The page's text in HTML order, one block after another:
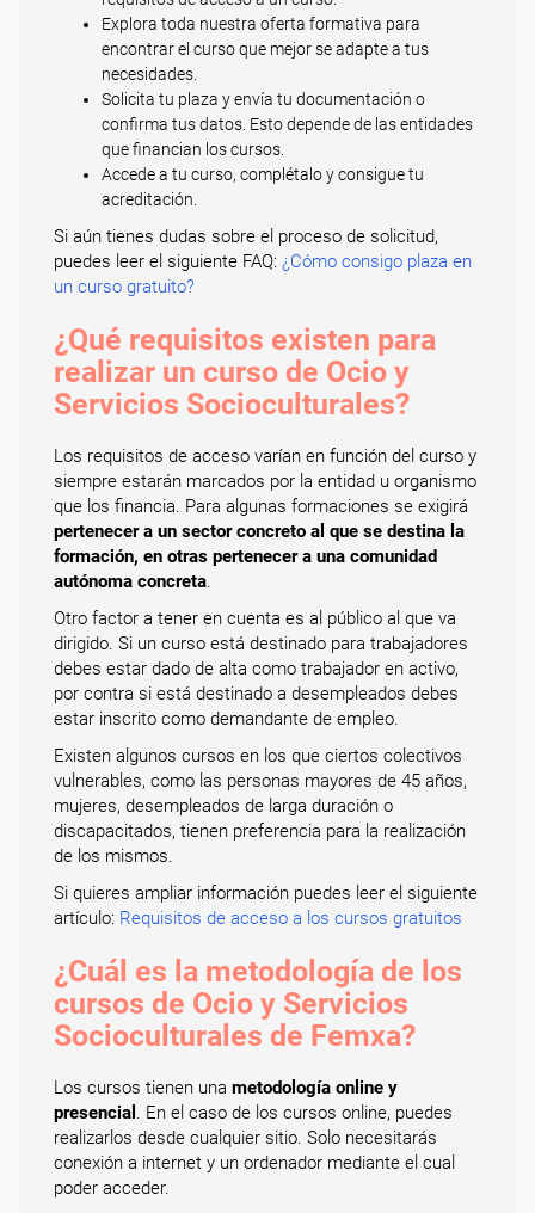
Explora toda nuestra oferta formativa para
encontrar el curso que mejor se adapte a tus
necesidades.
Solicita tu plaza y envía tu documentación o
confirma tus datos. Esto depende de las entidades
que financian los cursos.
Accede a tu curso, complétalo y consigue tu
acreditación.
Si aún tienes dudas sobre el proceso de solicitud,
puedes leer el siguiente FAQ: ¿Cómo consigo plaza en
un curso gratuito?
¿Qué requisitos existen para
realizar un curso de Ocio y
Servicios Socioculturales?
Los requisitos de acceso varían en función del curso y
siempre estarán marcados por la entidad u organismo
que los financia. Para algunas formaciones se exigirá
pertenecer a un sector concreto al que se destina la
formación, en otras pertenecer a una comunidad
autónoma concreta.
Otro factor a tener en cuenta es al público al que va
dirigido. Si un curso está destinado para trabajadores
debes estar dado de alta como trabajador en activo,
por contra si está destinado a desempleados debes
estar inscrito como demandante de empleo.
Existen algunos cursos en los que ciertos colectivos
vulnerables, como las personas mayores de 45 años,
mujeres, desempleados de larga duración o
discapacitados, tienen preferencia para la realización
de los mismos.
Si quieres ampliar información puedes leer el siguiente
artículo: Requisitos de acceso a los cursos gratuitos
¿Cuál es la metodología de los
cursos de Ocio y Servicios
Socioculturales de Femxa?
Los cursos tienen una metodología online y
presencial . En el caso de los cursos online, puedes
realizarlos desde cualquier sitio. Solo necesitarás
conexión a internet y un ordenador mediante el cual
poder acceder.